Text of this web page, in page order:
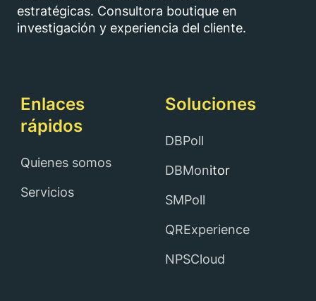
estratégicas. Consultora boutique en
investigación y experiencia del cliente.
Enlaces
rápidos
Quienes somos
Servicios
Soluciones
DBPoll
DBMonitor
SMPoll
QRExperience
NPSCloud